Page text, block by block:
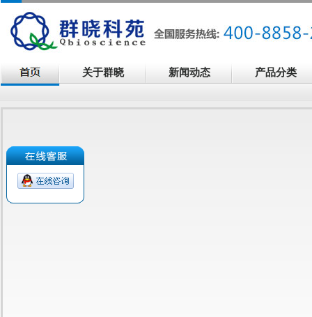
关于群晓 新闻动态 产品分类